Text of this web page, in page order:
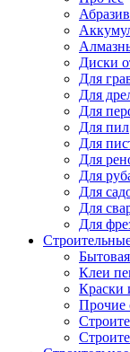
Диски
Для
Для
Для
Для пил
Для
Для
Для
Для
Для
Для
Клеи
Краски
Прочие